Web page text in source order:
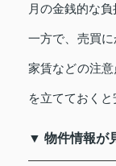
月の金銭的な負
一方で、売買
家賃などの注
を立てておくと
▼ 物件情報が